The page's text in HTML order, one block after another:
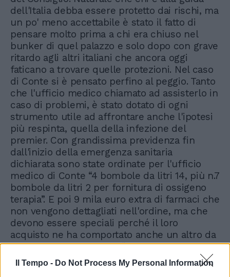
Il Tempo - Do Not Process My Personal Information
dell'Italia debba essere protetto dai rischi, ma
un po' meno accettabile è stato il fatto di
pensare molto prima a chi era chiuso nel
bunker di quel palazzo e solo dopo con grave
ritardo agli altri italiani che ancora oggi
faticano a trovare quelle protezioni. Nel caso
di Conte si è pensato perfino al peggio. Tanto
che l'ufficio medico chiamato ad assisterlo in
caso di problemi, è stato dotato di ogni
strumento utile ad affrontare anche l'ipotesi
più respinta, quella della infezione del
premier. Con grandissima previdenza fin
dall'inizio della emergenza sanitaria
dichiarata sono state ordinate per l'ufficio
medico di Conte “4 bombole da litri 14, più n.7
bombole da litri 2 per fornitura di ossigeno
terapia”. E poi 9 mila euro extra di farmaci che
non vengono dettagliati nell'ordine, ma che
devono essere speciali perché il loro
acquisto ne ha comportato anche un altro da
2.500 euro: un ulteriore “frigorifero per la
conservazione di farmaci e vaccini”. Con altri
8 mila euro comperati pure “n.2 defibrillatori